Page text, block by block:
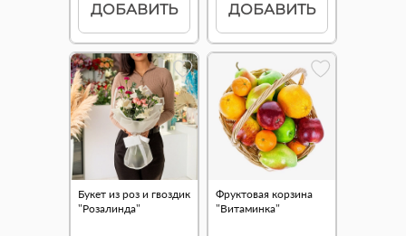
ДОБАВИТЬ ДОБАВИТЬ
Букет из роз и гвоздик
"Розалинда"
Фруктовая корзина
"Витаминка"